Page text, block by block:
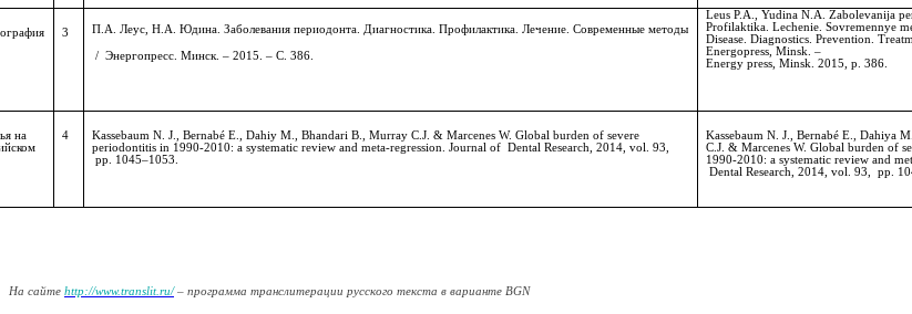
3 П.А. Леус, Н.А. Юдина. Заболевания периодонта. Диагностика. Профилактика. Лечение. Современные методы
/  Энергопресс. Минск. – 2015. – С. 386.
Leus P.A., Yudina N.A. Zabolevanija
Profilaktika. Lechenie. Sovremennye
Disease. Diagnostics. Prevention.
Energopress, Minsk.–
Energy press, Minsk.2015,p.386.
на
4
Kassebaum N. J., Bernabé E., Dahiy M., Bhandari B., Murray C.J. & Marcenes W. Global burden of severe
periodontitis in 1990-2010: a systematic review and meta-regression.Journal of Dental Research ,2014, vol.93
pp. 1045–1053.
Kassebaum N. J., Bernabé E., Dahiya
C.J. & Marcenes W. Global burden of
1990-2010: a systematic review and
Dental Research ,2014, vol.93 ,pp.
На сайте http://www.translit.ru/– программа транслитерации русского текста в варианте BGN